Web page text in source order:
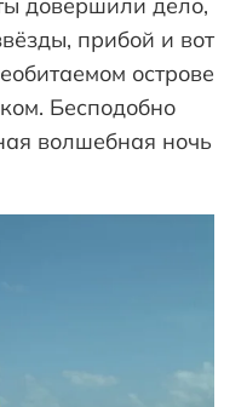
прибой и вот
острове
Бесподобно
волшебная ночь